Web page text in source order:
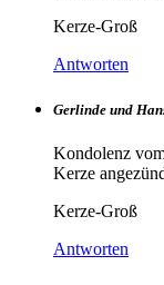
Kerze-Groß
Antworten
Gerlinde und
Kondolenz
Kerze
Kerze-Groß
Antworten